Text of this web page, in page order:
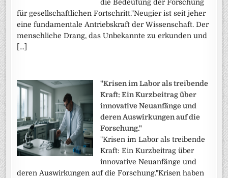
die Bedeutung der Forschung
für gesellschaftlichen Fortschritt."Neugier ist seit jeher
eine fundamentale Antriebskraft der Wissenschaft. Der
menschliche Drang, das Unbekannte zu erkunden und
[…]
"Krisen im Labor als treibende
Kraft: Ein Kurzbeitrag über
innovative Neuanfänge und
deren Auswirkungen auf die
Forschung."
"Krisen im Labor als treibende
Kraft: Ein Kurzbeitrag über
innovative Neuanfänge und
deren Auswirkungen auf die Forschung."Krisen haben